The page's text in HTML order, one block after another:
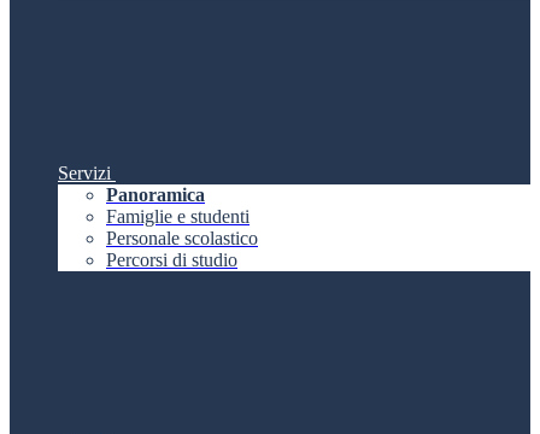
Servizi
Panoramica
Famiglie e studenti
Personale scolastico
Percorsi di studio